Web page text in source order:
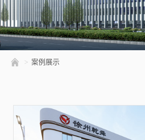
> 案例展示